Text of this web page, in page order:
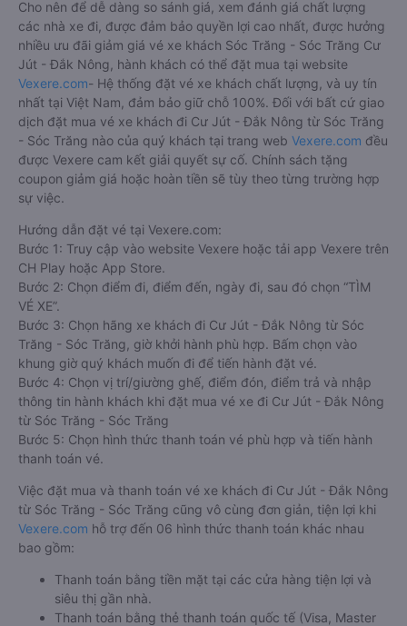
Cho nên để dễ dàng so sánh giá, xem đánh giá chất lượng
các nhà xe đi, được đảm bảo quyền lợi cao nhất, được hưởng
nhiều ưu đãi giảm giá vé xe khách Sóc Trăng - Sóc Trăng Cư
Jút - Đắk Nông, hành khách có thể đặt mua tại website
Vexere.com- Hệ thống đặt vé xe khách chất lượng, và uy tín
nhất tại Việt Nam, đảm bảo giữ chỗ 100%. Đối với bất cứ giao
dịch đặt mua vé xe khách đi Cư Jút - Đắk Nông từ Sóc Trăng
- Sóc Trăng nào của quý khách tại trang web Vexere.com đều
được Vexere cam kết giải quyết sự cố. Chính sách tặng
coupon giảm giá hoặc hoàn tiền sẽ tùy theo từng trường hợp
sự việc.
Hướng dẫn đặt vé tại Vexere.com:
Bước 1: Truy cập vào website Vexere hoặc tải app Vexere trên
CH Play hoặc App Store.
Bước 2: Chọn điểm đi, điểm đến, ngày đi, sau đó chọn “TÌM
VÉ XE”.
Bước 3: Chọn hãng xe khách đi Cư Jút - Đắk Nông từ Sóc
Trăng - Sóc Trăng, giờ khởi hành phù hợp. Bấm chọn vào
khung giờ quý khách muốn đi để tiến hành đặt vé.
Bước 4: Chọn vị trí/giường ghế, điểm đón, điểm trả và nhập
thông tin hành khách khi đặt mua vé xe đi Cư Jút - Đắk Nông
từ Sóc Trăng - Sóc Trăng
Bước 5: Chọn hình thức thanh toán vé phù hợp và tiến hành
thanh toán vé.
Việc đặt mua và thanh toán vé xe khách đi Cư Jút - Đắk Nông
từ Sóc Trăng - Sóc Trăng cũng vô cùng đơn giản, tiện lợi khi
Vexere.com hỗ trợ đến 06 hình thức thanh toán khác nhau
bao gồm:
Thanh toán bằng tiền mặt tại các cửa hàng tiện lợi và
siêu thị gần nhà.
Thanh toán bằng thẻ thanh toán quốc tế (Visa, Master